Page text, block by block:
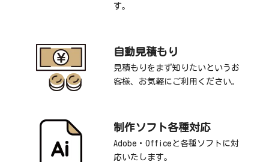
す。
自動見積もり
見積もりをまず知りたいというお
客様、お気軽にご利用ください。
制作ソフト各種対応
Adobe・Officeと各種ソフトに対
応いたします。